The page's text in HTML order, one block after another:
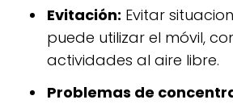
Evitación: Evitar
puede utilizar el móvil,
actividades al aire libre.
Problemas de